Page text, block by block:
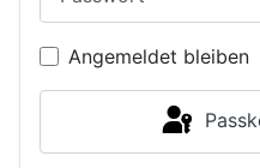
Angemeldet bleiben